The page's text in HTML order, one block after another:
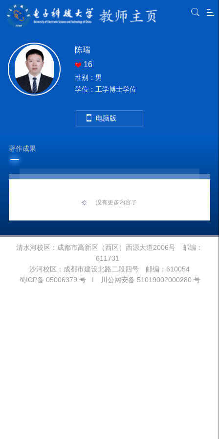
陈瑞
16
性别：男
学位：工学博士学位
电脑版
著作成果
没有更多内容了
清水河校区：成都市高新区（西区）西源大道2006号 邮编：
611731
沙河校区：成都市建设北路二段四号 邮编：610054
蜀ICP备 05006379 号 I 川公网安备 51019002000280 号